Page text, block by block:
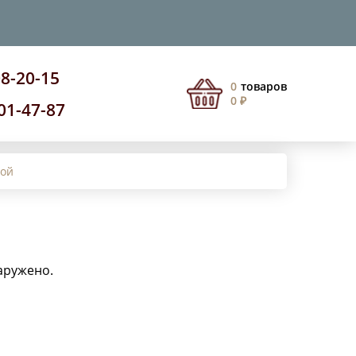
20-15
47-87
0 товаров
0 ₽